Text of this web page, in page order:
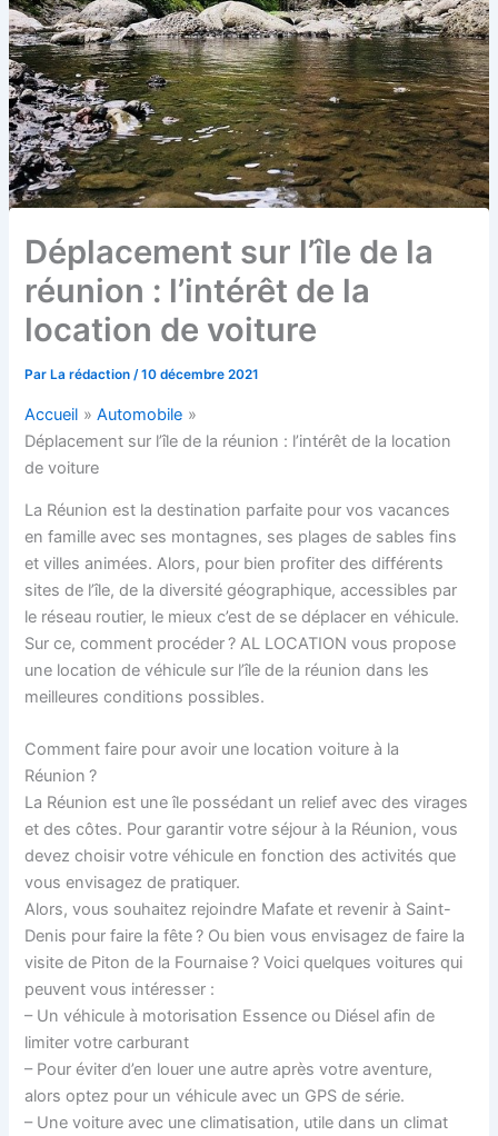
Déplacement sur l’île de la
réunion : l’intérêt de la
location de voiture
ParLa rédaction /10 décembre 2021
Accueil
Automobile
Déplacement sur l’île de la réunion : l’intérêt de la location
de voiture
La Réunion est la destination parfaite pour vos vacances
en famille avec ses montagnes, ses plages de sables fins
et villes animées. Alors, pour bien profiter des différents
sites de l’île, de la diversité géographique, accessibles par
le réseau routier, le mieux c’est de se déplacer en véhicule.
Sur ce, comment procéder ? AL LOCATION vous propose
une location de véhicule sur l’île de la réunion dans les
meilleures conditions possibles.
Comment faire pour avoir une location voiture à la
Réunion ?
La Réunion est une île possédant un relief avec des virages
et des côtes. Pour garantir votre séjour à la Réunion, vous
devez choisir votre véhicule en fonction des activités que
vous envisagez de pratiquer.
Alors, vous souhaitez rejoindre Mafate et revenir à Saint-
Denis pour faire la fête ? Ou bien vous envisagez de faire la
visite de Piton de la Fournaise ? Voici quelques voitures qui
peuvent vous intéresser :
– Un véhicule à motorisation Essence ou Diésel afin de
limiter votre carburant
– Pour éviter d’en louer une autre après votre aventure,
alors optez pour un véhicule avec un GPS de série.
– Une voiture avec une climatisation, utile dans un climat